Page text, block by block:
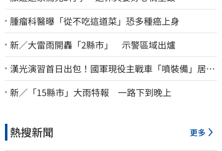
腫瘤科醫曝「從不吃這道菜」恐多種癌上身
新／大雷雨開轟「2縣市」 示警區域出爐
漢光演習首日出包！國軍現役主戰車「噴裝備」居民
撿到零件…軍方說話了
新／「15縣市」大雨特報 一路下到晚上
熱搜新聞 更多